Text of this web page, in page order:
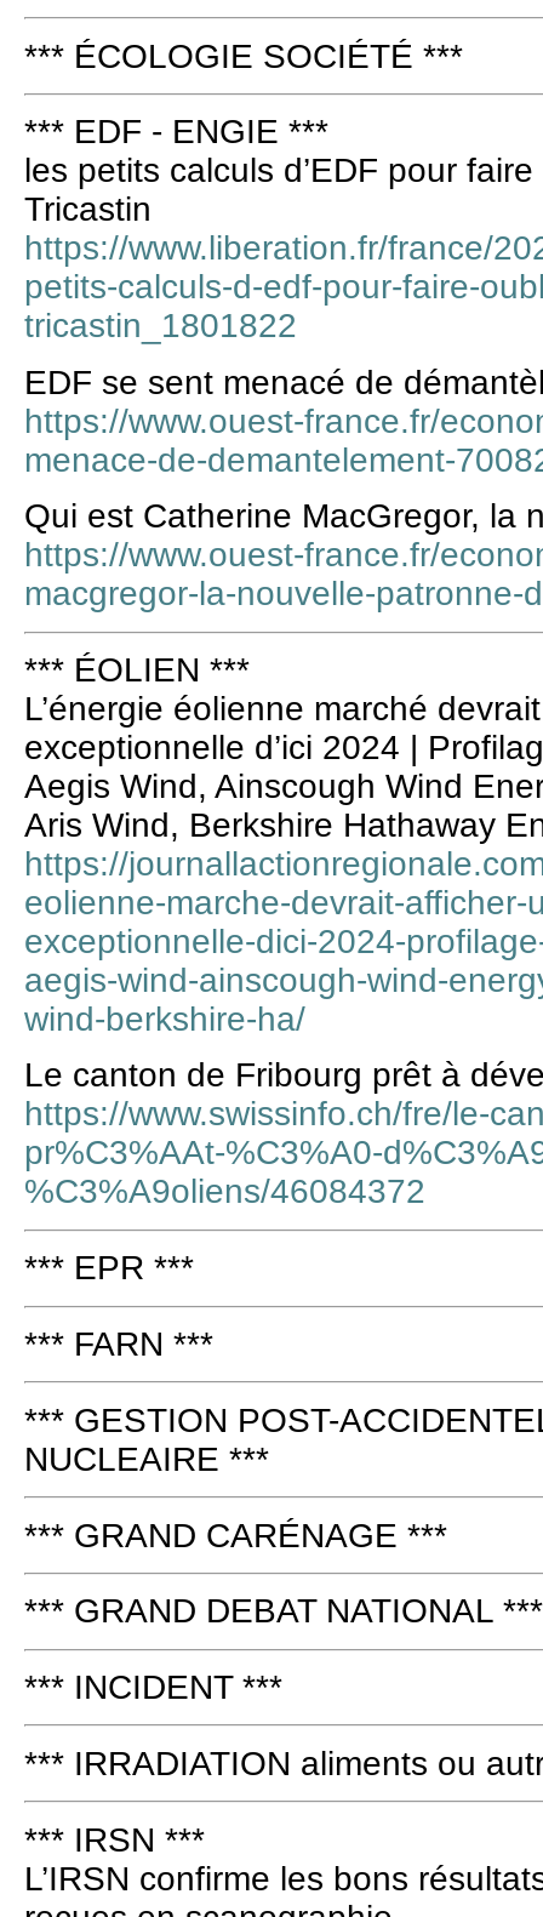
*** ÉCOLOGIE SOCIÉTÉ ***
*** EDF - ENGIE ***
les petits calculs d’EDF pour
Tricastin
https://www.liberation.fr/france/
petits-calculs-d-edf-pour-faire-
tricastin_1801822
EDF se sent menacé de
https://www.ouest-france.fr/
menace-de-demantelement-
Qui est Catherine MacGregor, la
https://www.ouest-france.fr/
macgregor-la-nouvelle-patronne-
*** ÉOLIEN ***
L’énergie éolienne marché
exceptionnelle d’ici 2024 |
Aegis Wind, Ainscough Wind
Aris Wind, Berkshire Hathaway
https://
eolienne-marche-devrait-afficher-
exceptionnelle-dici-2024-
aegis-wind-ainscough-wind-
wind-berkshire-ha/
Le canton de Fribourg prêt à
https://www.swissinfo.ch/fre/le-
pr%C3%AAt-%C3%A0-
%C3%A9oliens/46084372
*** EPR ***
*** FARN ***
*** GESTION POST-
NUCLEAIRE ***
*** GRAND CARÉNAGE ***
*** GRAND DEBAT NATIONAL ***
*** INCIDENT ***
*** IRRADIATION aliments ou
*** IRSN ***
L’IRSN confirme les bons